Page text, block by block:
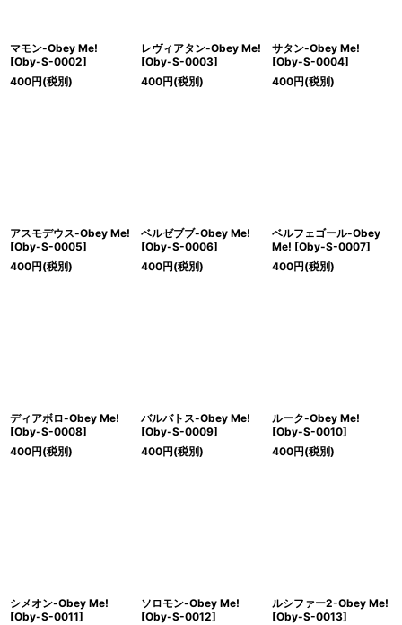
マモン-Obey Me!
[Oby-S-0002]
400円(税別)
レヴィアタン-Obey Me!
[Oby-S-0003]
400円(税別)
サタン-Obey Me!
[Oby-S-0004]
400円(税別)
アスモデウス-Obey Me!
[Oby-S-0005]
400円(税別)
ベルゼブブ-Obey Me!
[Oby-S-0006]
400円(税別)
ベルフェゴール-Obey
Me! [Oby-S-0007]
400円(税別)
ディアボロ-Obey Me!
[Oby-S-0008]
400円(税別)
バルバトス-Obey Me!
[Oby-S-0009]
400円(税別)
ルーク-Obey Me!
[Oby-S-0010]
400円(税別)
シメオン-Obey Me!
[Oby-S-0011]
ソロモン-Obey Me!
[Oby-S-0012]
ルシファー2-Obey Me!
[Oby-S-0013]